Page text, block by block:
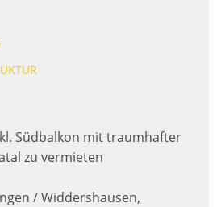
Südbalkon mit traumhafter
zu vermieten
/ Widdershausen,